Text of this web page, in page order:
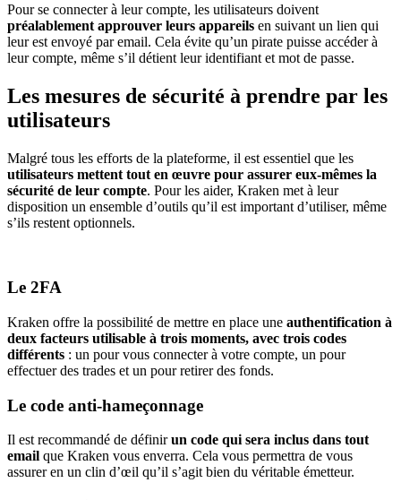
Pour se connecter à leur compte, les utilisateurs doivent
préalablement approuver leurs appareils en suivant un lien qui
leur est envoyé par email. Cela évite qu’un pirate puisse accéder à
leur compte, même s’il détient leur identifiant et mot de passe.
Les mesures de sécurité à prendre par les
utilisateurs
Malgré tous les efforts de la plateforme, il est essentiel que les
utilisateurs mettent tout en œuvre pour assurer eux-mêmes la
sécurité de leur compte. Pour les aider, Kraken met à leur
disposition un ensemble d’outils qu’il est important d’utiliser, même
s’ils restent optionnels.
Le 2FA
Kraken offre la possibilité de mettre en place une authentification à
deux facteurs utilisable à trois moments, avec trois codes
différents : un pour vous connecter à votre compte, un pour
effectuer des trades et un pour retirer des fonds.
Le code anti-hameçonnage
Il est recommandé de définirun code qui sera inclus dans tout
email que Kraken vous enverra. Cela vous permettra de vous
assurer en un clin d’œil qu’il s’agit bien du véritable émetteur.